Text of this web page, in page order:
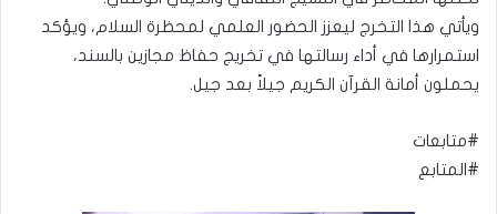
ويأتي هذا التخرج ليعزز الحضور العلمي لمحظرة السلام، ويؤكد
استمرارها في أداء رسالتها في تخريج حفاظ مجازين بالسند،
يحملون أمانة القرآن الكريم جيلاً بعد جيل.
#متابعات
#المتابع